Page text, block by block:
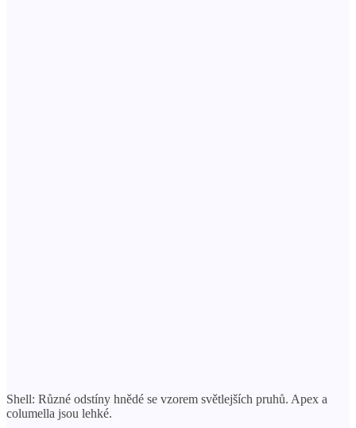
Shell: Různé odstíny hnědé se vzorem světlejších pruhů. Apex a
columella jsou lehké.